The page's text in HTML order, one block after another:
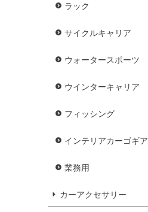
ラック
サイクルキャリア
ウォータースポーツ
ウインターキャリア
フィッシング
インテリアカーゴギア
業務用
カーアクセサリー